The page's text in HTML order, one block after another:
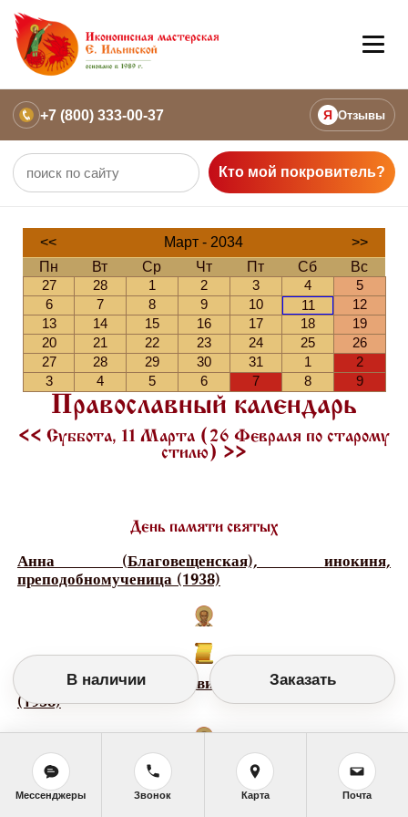
+7 (800) 333-00-37 Я Отзывы
Кто мой покровитель?
<< Март - 2034
>>
Пн
Вт Ср Чт Пт Сб
Вс
27
28 1 2 3 4
5
6
7 8 9 10 11
12
13
14 15 16 17 18
19
20
21 22 23 24 25
26
27
28 29 30 31 1
2
3
4 5 6 7 8 9
Православный календарь
<< Суббота, 11 Марта (26 Февраля по старому
стилю) >>
День памяти святых
Анна (Благовещенская), инокиня,
преподобномученица (1938)
Иоанн (Дунаев), пресвитер, священномученик
(1938)
Иоанн (Пашин), епископ Рыльский,
В наличии Заказать
Мессенджеры Звонок Карта Почта